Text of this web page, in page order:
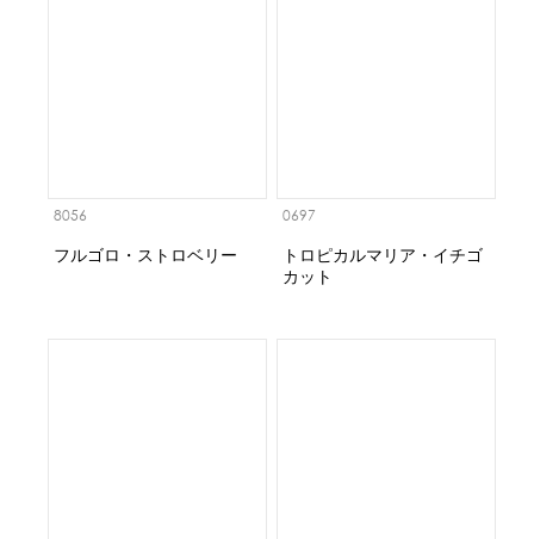
8056
フルゴロ・ストロベリー
0697
トロピカルマリア・イチゴ
カット